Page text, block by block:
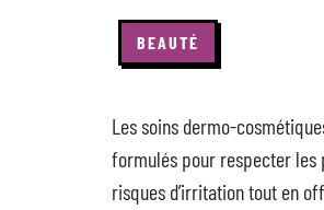
BEAUTÉ
Les soins dermo-
formulés pour respecter les
risques d’irritation tout en